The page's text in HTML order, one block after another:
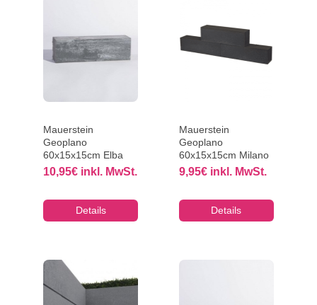
Mauerstein
Geoplano
60x15x15cm Elba
10,95€ inkl. MwSt.
Details
Mauerstein
Geoplano
60x15x15cm Milano
9,95€ inkl. MwSt.
Details